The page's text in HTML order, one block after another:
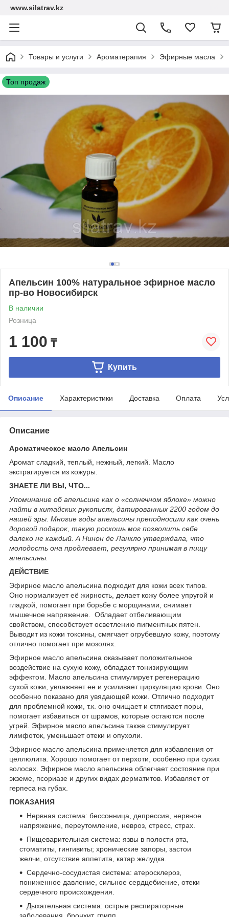
www.silatrav.kz
Товары и услуги Ароматерапия Эфирные масла
Топ продаж
Апельсин 100% натуральное эфирное масло
пр-во Новосибирск
В наличии
Розница
1 100 ₸
Купить
Описание Характеристики Доставка Оплата
Описание
Ароматическое масло Апельсин
Аромат сладкий, теплый, нежный, легкий. Масло
экстрагируется из кожуры.
ЗНАЕТЕ ЛИ ВЫ, ЧТО...
Упоминание об апельсине как о «солнечном яблоке» можно
найти в китайских рукописях, датированных 2200 годом до
нашей эры. Многие годы апельсины преподносили как очень
дорогой подарок, такую роскошь мог позволить себе
далеко не каждый. А Нинон де Ланкло утверждала, что
молодость она продлевает, регулярно принимая в пищу
апельсины.
ДЕЙСТВИЕ
Эфирное масло апельсина подходит для кожи всех типов.
Оно нормализует её жирность, делает кожу более упругой и
гладкой, помогает при борьбе с морщинами, снимает
мышечное напряжение. Обладает отбеливающим
свойством, способствует осветлению пигментных пятен.
Выводит из кожи токсины, смягчает огрубевшую кожу, поэтому
отлично помогает при мозолях.
Эфирное масло апельсина оказывает положительное
воздействие на сухую кожу, обладает тонизирующим
эффектом. Масло апельсина стимулирует регенерацию
сухой кожи, увлажняет ее и усиливает циркуляцию крови. Оно
особенно показано для увядающей кожи. Отлично подходит
для проблемной кожи, т.к. оно очищает и стягивает поры,
помогает избавиться от шрамов, которые остаются после
угрей. Эфирное масло апельсина также стимулирует
лимфоток, уменьшает отеки и опухоли.
Эфирное масло апельсина применяется для избавления от
целлюлита. Хорошо помогает от перхоти, особенно при сухих
волосах. Эфирное масло апельсина облегчает состояние при
экземе, псориазе и других видах дерматитов. Избавляет от
герпеса на губах.
ПОКАЗАНИЯ
Нервная система: бессонница, депрессия, нервное
напряжение, переутомление, невроз, стресс, страх.
Пищеварительная система: язвы в полости рта,
стоматиты, гингивиты; хронические запоры, застои
желчи, отсутствие аппетита, катар желудка.
Сердечно-сосудистая система: атеросклероз,
пониженное давление, сильное сердцебиение, отеки
сердечного происхождения.
Дыхательная система: острые респираторные
заболевания, бронхит, грипп.